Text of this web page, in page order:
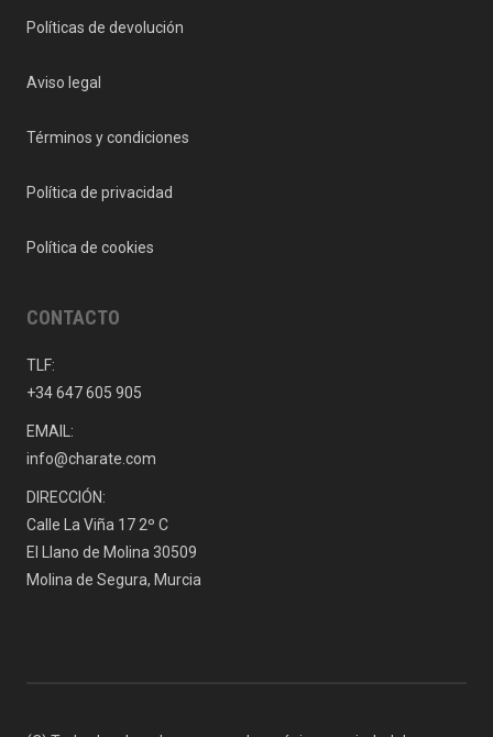
Políticas de devolución
Aviso legal
Términos y condiciones
Política de privacidad
Política de cookies
CONTACTO
TLF:
+34 647 605 905
EMAIL:
info@charate.com
DIRECCIÓN:
Calle La Viña 17 2º C
El Llano de Molina 30509
Molina de Segura, Murcia